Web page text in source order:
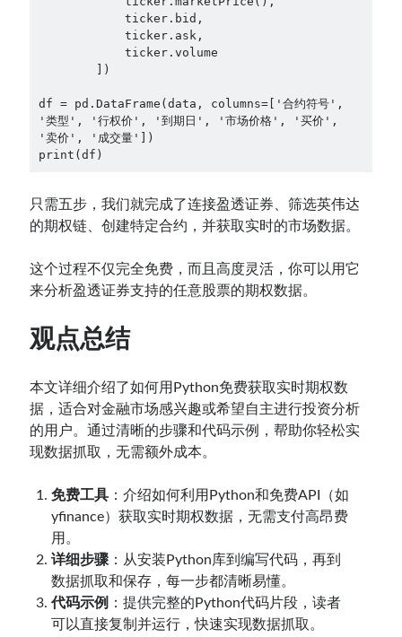
df = pd.DataFrame(data, columns=['合约符号',
'类型', '行权价', '到期日', '市场价格', '买价',
'卖价', '成交量'])
只需五步，我们就完成了连接盈透证券、筛选英伟达
的期权链、创建特定合约，并获取实时的市场数据。
这个过程不仅完全免费，而且高度灵活，你可以用它
来分析盈透证券支持的任意股票的期权数据。
观点总结
本文详细介绍了如何用Python免费获取实时期权数
据，适合对金融市场感兴趣或希望自主进行投资分析
的用户。通过清晰的步骤和代码示例，帮助你轻松实
现数据抓取，无需额外成本。
免费工具 ：介绍如何利用Python和免费API（如
yfinance）获取实时期权数据，无需支付高昂费
用。
详细步骤 ：从安装Python库到编写代码，再到
数据抓取和保存，每一步都清晰易懂。
代码示例
：提供完整的Python代码片段，读者
可以直接复制并运行，快速实现数据抓取。